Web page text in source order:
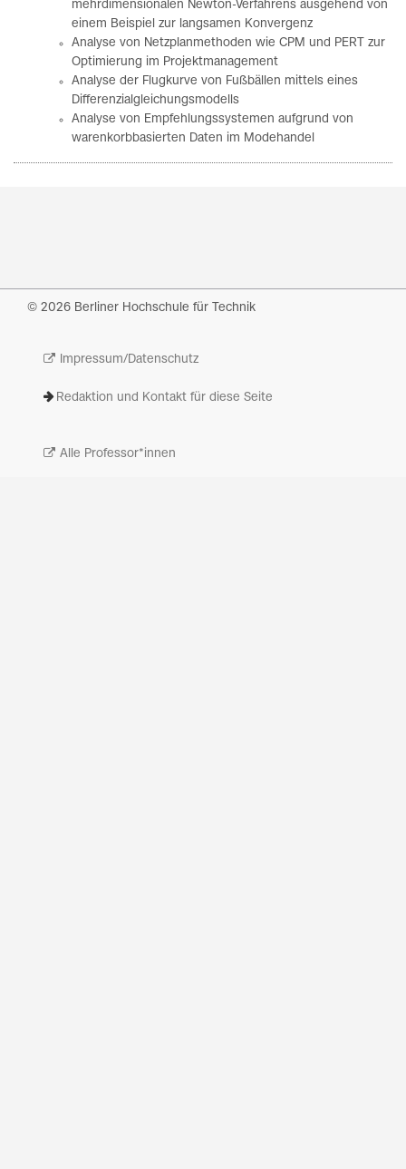
mehrdimensionalen Newton-Verfahrens ausgehend von
einem Beispiel zur langsamen Konvergenz
Analyse von Netzplanmethoden wie CPM und PERT zur
Optimierung im Projektmanagement
Analyse der Flugkurve von Fußbällen mittels eines
Differenzialgleichungsmodells
Analyse von Empfehlungssystemen aufgrund von
warenkorbbasierten Daten im Modehandel
© 2026 Berliner Hochschule für Technik
Impressum/Datenschutz
Redaktion und Kontakt für diese Seite
Alle Professor*innen